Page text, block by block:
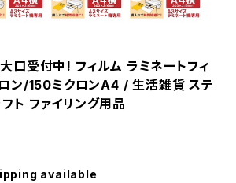
口受付中! フィルム ラミネートフィ
ン/150ミクロンA4 / 生活雑貨 ステ
ト ファイリング用品
available